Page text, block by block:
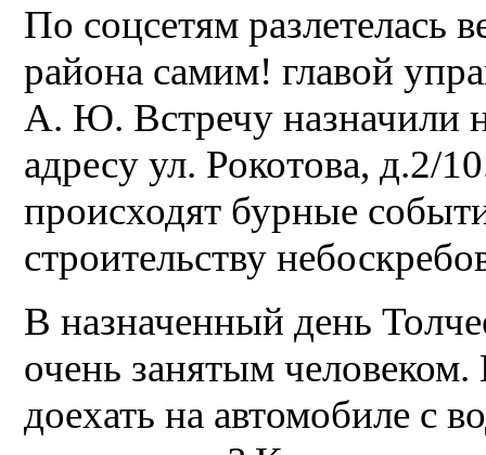
По соцсетям разлетелась
района самим! главой
А. Ю. Встречу назначили
адресу ул. Рокотова, д.2/
происходят бурные
строительству
В назначенный день
очень занятым
доехать на автомобиле с